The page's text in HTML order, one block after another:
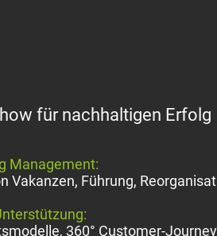
für nachhaltigen Erfolg
Management:
Vakanzen, Führung,
360° Customer-